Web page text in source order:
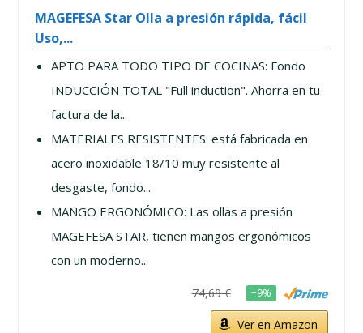
MAGEFESA Star Olla a presión rápida, fácil
Uso,...
APTO PARA TODO TIPO DE COCINAS: Fondo
INDUCCIÓN TOTAL "Full induction". Ahorra en tu
factura de la...
MATERIALES RESISTENTES: está fabricada en
acero inoxidable 18/10 muy resistente al
desgaste, fondo...
MANGO ERGONÓMICO: Las ollas a presión
MAGEFESA STAR, tienen mangos ergonómicos
con un moderno...
74,69 € −9%
Ver en Amazon